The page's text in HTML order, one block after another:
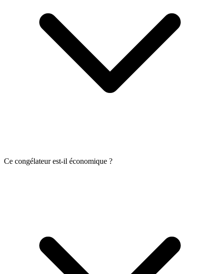
Ce congélateur est-il économique ?